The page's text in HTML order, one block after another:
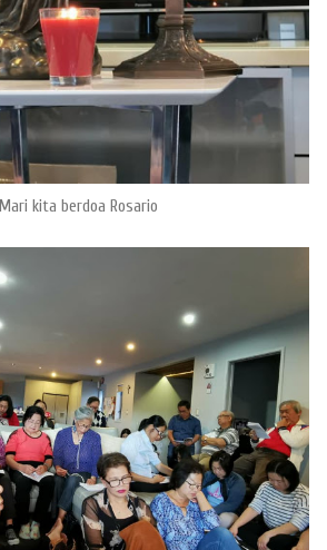
Mari kita berdoa Rosario